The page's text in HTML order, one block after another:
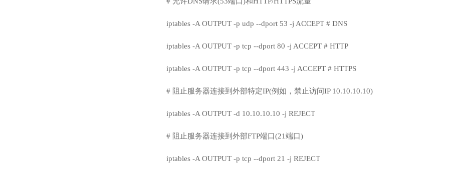
iptables -A OUTPUT -p udp --dport 53 -j ACCEPT # DNS
iptables -A OUTPUT -p tcp --dport 80 -j ACCEPT # HTTP
iptables -A OUTPUT -p tcp --dport 443 -j ACCEPT # HTTPS
# 阻止服务器连接到外部特定IP(例如，禁止访问IP 10.10.10.10)
iptables -A OUTPUT -d 10.10.10.10 -j REJECT
# 阻止服务器连接到外部FTP端口(21端口)
iptables -A OUTPUT -p tcp --dport 21 -j REJECT